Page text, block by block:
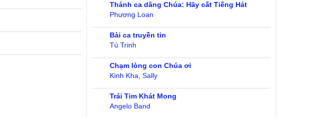
Thánh ca dâng Chúa: Hãy cất Tiếng Hát
Phương Loan
Bài ca truyền tin
Tú Trinh
Chạm lòng con Chúa ơi
Kinh Kha ,Sally
Trái Tim Khát Mong
Angelo Band